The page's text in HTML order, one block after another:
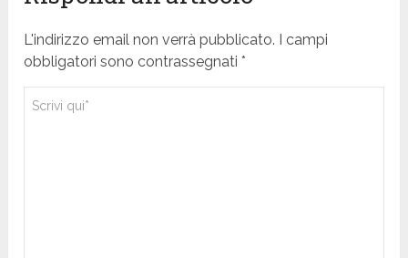
L'indirizzo email non verrà pubblicato. I campi
obbligatori sono contrassegnati *